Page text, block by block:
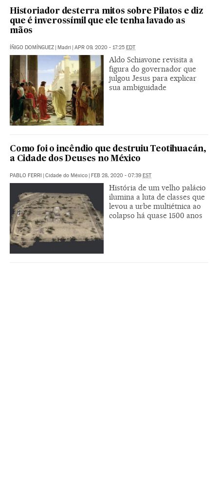
Historiador desterra mitos sobre Pilatos e diz
que é inverossímil que ele tenha lavado as
mãos
ÍÑIGO DOMÍNGUEZ | Madri | APR 09, 2020 - 17:25 EDT
Aldo Schiavone revisita a
figura do governador que
julgou Jesus para explicar
sua ambiguidade
Como foi o incêndio que destruiu Teotihuacán,
a Cidade dos Deuses no México
PABLO FERRI | Cidade do México | FEB 28, 2020 - 07:39 EST
História de um velho palácio
ilumina a luta de classes que
levou a urbe multiétnica ao
colapso há quase 1500 anos